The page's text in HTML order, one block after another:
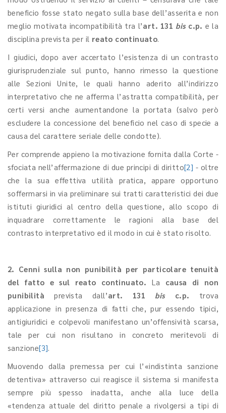
beneficio fosse stato negato sulla base dell’asserita e non
meglio motivata incompatibilità tra l’art. 131 bisc.p. e la
disciplina prevista per il reato continuato.
I giudici, dopo aver accertato l’esistenza di un contrasto
giurisprudenziale sul punto, hanno rimesso la questione
alle Sezioni Unite, le quali hanno aderito all’indirizzo
interpretativo che ne afferma l’astratta compatibilità, per
certi versi anche aumentandone la portata (salvo però
escludere la concessione del beneficio nel caso di specie a
causa del carattere seriale delle condotte).
Per comprende appieno la motivazione fornita dalla Corte -
sfociata nell’affermazione di due principi di diritto[2] - oltre
che la sua effettiva utilità pratica, appare opportuno
soffermarsi in via preliminare sui tratti caratteristici dei due
istituti giuridici al centro della questione, allo scopo di
inquadrare correttamente le ragioni alla base del
contrasto interpretativo ed il modo in cui è stato risolto.
2. Cenni sulla non punibilità per particolare tenuità
del fatto e sul reato continuato. La causa di non
punibilità prevista dall’art. 131 bisc.p. trova
applicazione in presenza di fatti che, pur essendo tipici,
antigiuridici e colpevoli manifestano un’offensività scarsa,
tale per cui non risultano in concreto meritevoli di
sanzione[3].
Muovendo dalla premessa per cui l’«indistinta sanzione
detentiva» attraverso cui reagisce il sistema si manifesta
sempre più spesso inadatta, anche alla luce della
«tendenza attuale del diritto penale a rivolgersi a tipi di